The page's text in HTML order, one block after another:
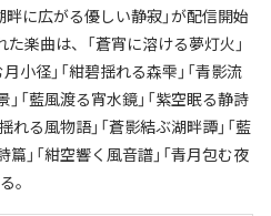
畔に広がる優しい静寂」が配信開始
楽曲は、「蒼宵に溶ける夢灯火」
小径」「紺碧揺れる森雫」「青影流
「藍風渡る宵水鏡」「紫空眠る静詩
れる風物語」「蒼影結ぶ湖畔譚」「藍
」「紺空響く風音譜」「青月包む夜
。